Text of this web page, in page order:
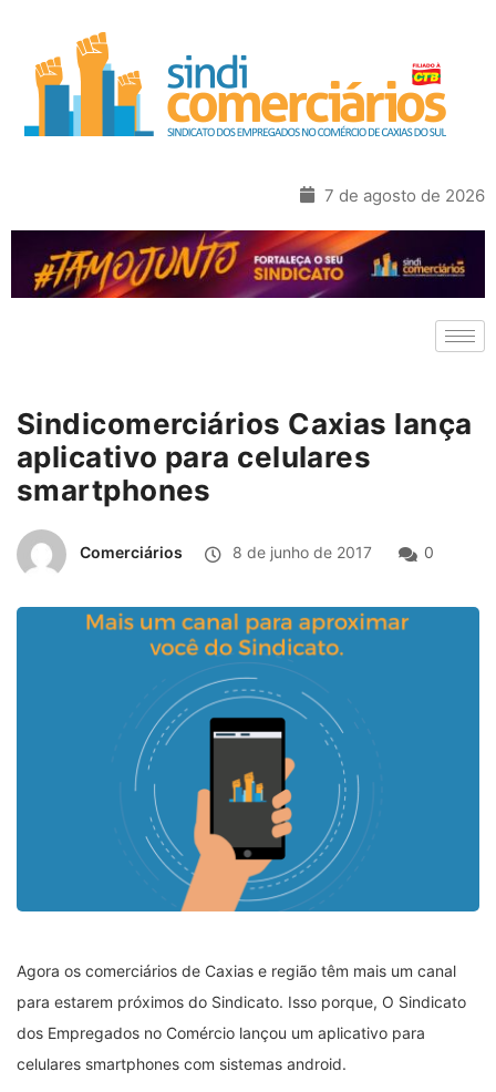
7 de agosto de 2026
Sindicomerciários Caxias lança
aplicativo para celulares
smartphones
Comerciários 8 de junho de 2017 0
Agora os comerciários de Caxias e região têm mais um canal
para estarem próximos do Sindicato. Isso porque, O Sindicato
dos Empregados no Comércio lançou um aplicativo para
celulares smartphones com sistemas android.